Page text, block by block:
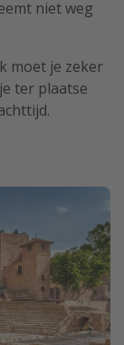
niet weg
moet je zeker
ter plaatse